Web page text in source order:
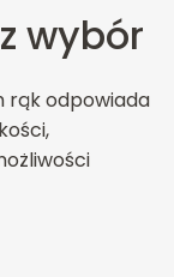
wybór
rąk odpowiada